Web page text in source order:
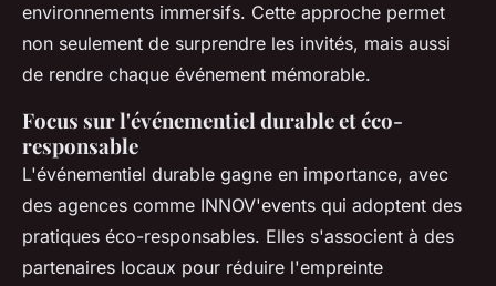
environnements immersifs. Cette approche permet
non seulement de surprendre les invités, mais aussi
de rendre chaque événement mémorable.
Focus sur l'événementiel durable et éco-
responsable
L'événementiel durable gagne en importance, avec
des agences comme INNOV'events qui adoptent des
pratiques éco-responsables. Elles s'associent à des
partenaires locaux pour réduire l'empreinte